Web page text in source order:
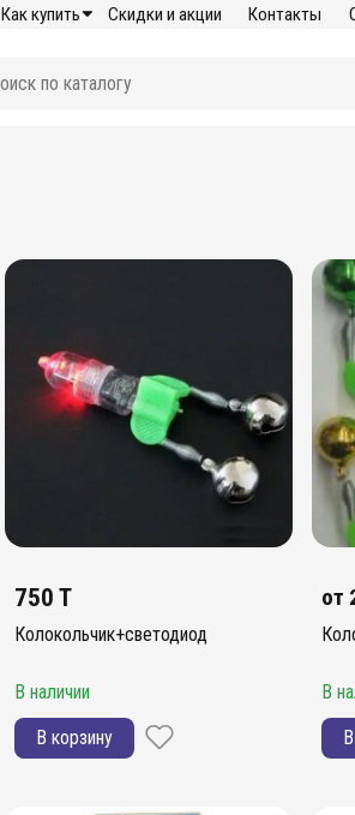
Как купить Скидки и акции Контакты
750 T
Колокольчик+светодиод
В наличии
В корзину
от
В